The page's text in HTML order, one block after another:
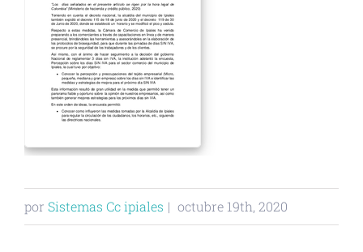
por Sistemas Cc ipiales | octubre 19th, 2020